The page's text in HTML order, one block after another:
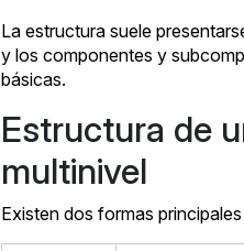
La estructura suele
y los componentes y
básicas.
Estructura de
multinivel
Existen dos formas